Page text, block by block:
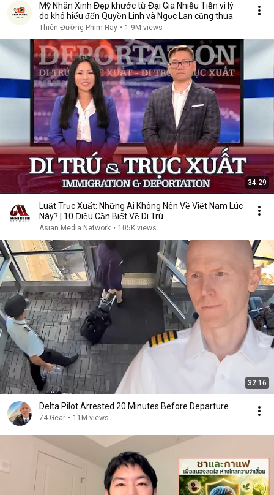
Mỹ Nhân Xinh Đẹp khước từ Đại Gia Nhiều Tiền vì lý
do khó hiểu đến Quyền Linh và Ngọc Lan cũng thua
Thiên Đường Phim Hay • 1.9M views
34:29
Luật Trục Xuất: Những Ai Không Nên Về Việt Nam Lúc
Này? | 10 Điều Cần Biết Về Di Trú
Asian Media Network • 105K views
32:16
Delta Pilot Arrested 20 Minutes Before Departure
74 Gear • 11M views